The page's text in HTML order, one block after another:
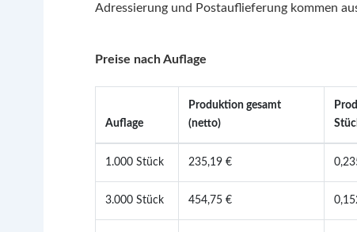
Adressierung und Postauflieferung kommen
Preise nach Auflage
Auflage
Produktion gesamt
(netto)
1.000 Stück 235,19 €
3.000 Stück 454,75 €